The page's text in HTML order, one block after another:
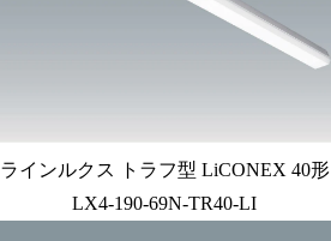
ラインルクス トラフ型 LiCONEX 40形
LX4-190-69N-TR40-LI